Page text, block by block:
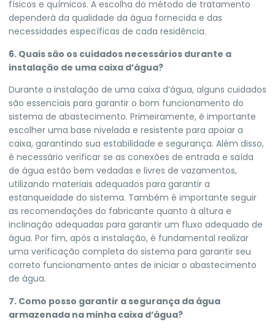
físicos e químicos. A escolha do método de tratamento
dependerá da qualidade da água fornecida e das
necessidades específicas de cada residência.
6. Quais são os cuidados necessários durante a
instalação de uma caixa d’água?
Durante a instalação de uma caixa d’água, alguns cuidados
são essenciais para garantir o bom funcionamento do
sistema de abastecimento. Primeiramente, é importante
escolher uma base nivelada e resistente para apoiar a
caixa, garantindo sua estabilidade e segurança. Além disso,
é necessário verificar se as conexões de entrada e saída
de água estão bem vedadas e livres de vazamentos,
utilizando materiais adequados para garantir a
estanqueidade do sistema. Também é importante seguir
as recomendações do fabricante quanto à altura e
inclinação adequadas para garantir um fluxo adequado de
água. Por fim, após a instalação, é fundamental realizar
uma verificação completa do sistema para garantir seu
correto funcionamento antes de iniciar o abastecimento
de água.
7. Como posso garantir a segurança da água
armazenada na minha caixa d’água?